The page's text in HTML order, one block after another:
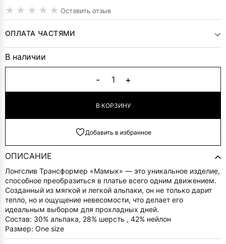
ЦЕНА
СОСТАВЛЯЛА
20
300 ₽.
ЦЕНА:
10
150 ₽.
Оставить отзыв
ОПЛАТА ЧАСТЯМИ
В наличии
- 1 +
В КОРЗИНУ
Добавить в избранное
ОПИСАНИЕ
Лонгслив Трансформер «Мамык» — это уникальное изделие,
способное преобразиться в платье всего одним движением.
Созданный из мягкой и легкой альпаки, он не только дарит
тепло, но и ощущение невесомости, что делает его
идеальным выбором для прохладных дней.
Состав: 30% альпака, 28% шерсть , 42% нейлон
Размер: One size